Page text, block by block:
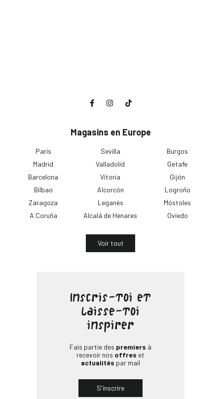
Magasins en Europe
Paris
Madrid
Barcelona
Bilbao
Zaragoza
A Coruña
Sevilla
Valladolid
Vitoria
Alcorcón
Leganés
Alcalá de Henares
Burgos
Getafe
Gijón
Logroño
Móstoles
Oviedo
Voir tout
Inscris-toi et
laisse-toi
inspirer
Fais partie des premiers à
recevoir nos offres et
actualités par mail
S'inscrire